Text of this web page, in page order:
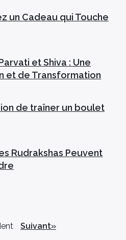
un Cadeau qui Touche
et Shiva : Une
et de Transformation
de traîner un boulet
Rudrakshas Peuvent
Suivant»